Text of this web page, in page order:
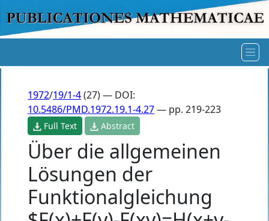
1972/19/1-4(27) — DOI:
10.5486/PMD.1972.19.1-4.27— pp. 219-223
Full Text Abstract
Über die allgemeinen
Lösungen der
Funktionalgleichung